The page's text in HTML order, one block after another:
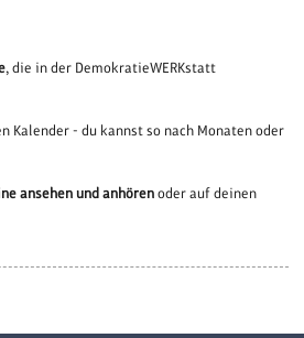
, die in der DemokratieWERKstatt
Kalender - du kannst so nach Monaten oder
ansehen und anhören oder auf deinen